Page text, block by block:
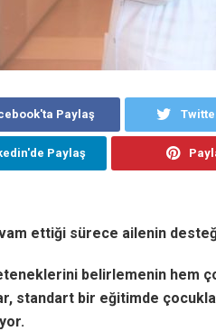
Paylaş
Paylaş
ettiği sürece ailenin
belirlemenin hem
standart bir eğitimde